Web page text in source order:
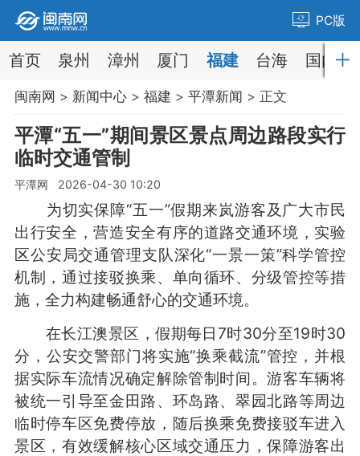
PC版
首页 泉州 漳州 厦门 福建 台海 国内
闽南网 > 新闻中心> 福建 > 平潭新闻 > 正文
平潭“五一”期间景区景点周边路段实行
临时交通管制
平潭网 2026-04-30 10:20
为切实保障“五一”假期来岚游客及广大市民
出行安全，营造安全有序的道路交通环境，实验
区公安局交通管理支队深化“一景一策”科学管控
机制，通过接驳换乘、单向循环、分级管控等措
施，全力构建畅通舒心的交通环境。
在长江澳景区，假期每日7时30分至19时30
分，公安交警部门将实施“换乘截流”管控，并根
据实际车流情况确定解除管制时间。游客车辆将
被统一引导至金田路、环岛路、翠园北路等周边
临时停车区免费停放，随后换乘免费接驳车进入
景区，有效缓解核心区域交通压力，保障游客出